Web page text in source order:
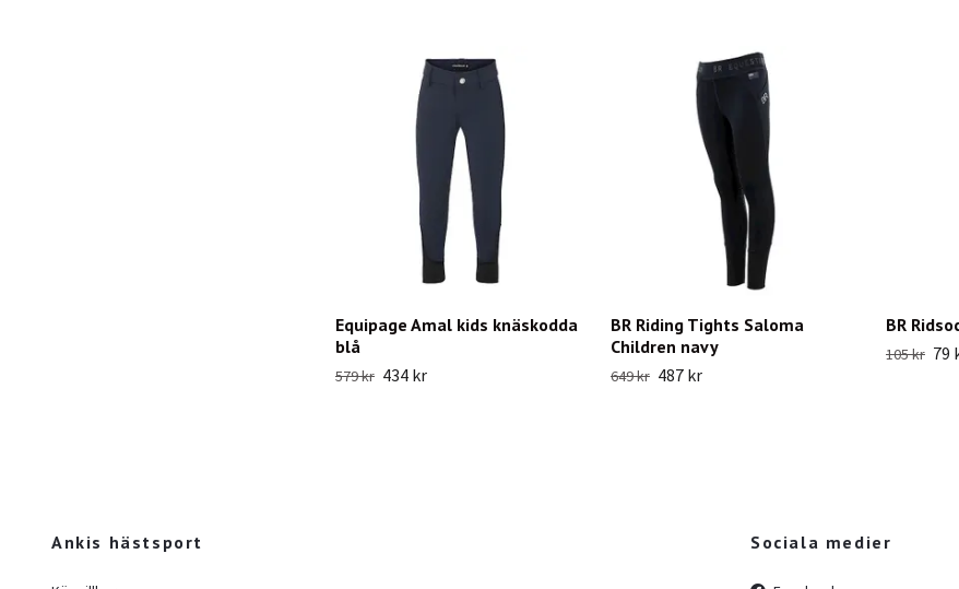
Equipage Amal kids knäskodda
blå
579 kr 434 kr
BR Riding Tights Saloma
Children navy
649 kr 487 kr
BR
105 kr 79
Ankis hästsport Sociala medier